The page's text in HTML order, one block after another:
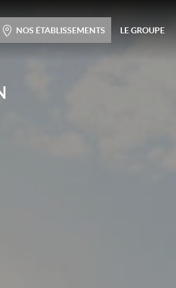
Passer
au
principal
NOS ÉTABLISSEMENTS LE GROUPE